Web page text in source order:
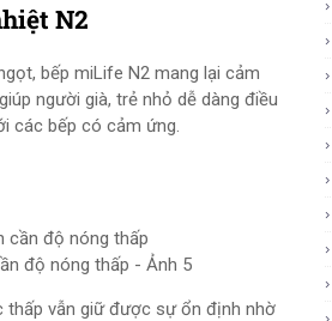
N2
bếp miLife N2 mang lại cảm
người già, trẻ nhỏ dễ dàng điều
các bếp có cảm ứng.
độ nóng thấp - Ảnh 5
vẫn giữ được sự ổn định nhờ